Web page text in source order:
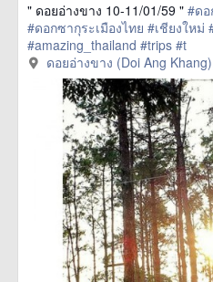
" ดอยอ่างขาง 10-11/01/59 " #ด
#ดอกซากุระเมืองไทย #เชียงใหม่
#amazing_thailand #trips #t
href=https://
ขางDoiAngKhang/192498>
ดอยอ่างขาง (Doi Ang